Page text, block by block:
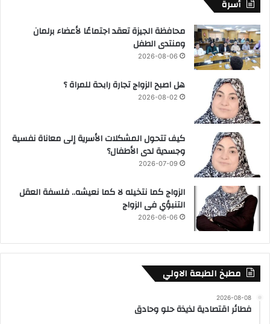
أسرة
محافظة الجيزة تعقد اجتماعًا لأعضاء برلمان
ومنتدى الطفل
2026-08-06
هل اصبح الزواج تجارة رابحة للمراة ؟
2026-08-02
كيف تتحول المشكلات الأسرية إلى معاناة نفسية
وجسدية لدى الأطفال؟
2026-07-09
الزواج كما نتخيله لا كما نعيشه.. فلسفة العقل
التنبؤي فى الزواج
2026-06-06
مطبخ الطبعة الاولي
2026-08-08
فطائر اقتصادية لذيذة حلو وحادق